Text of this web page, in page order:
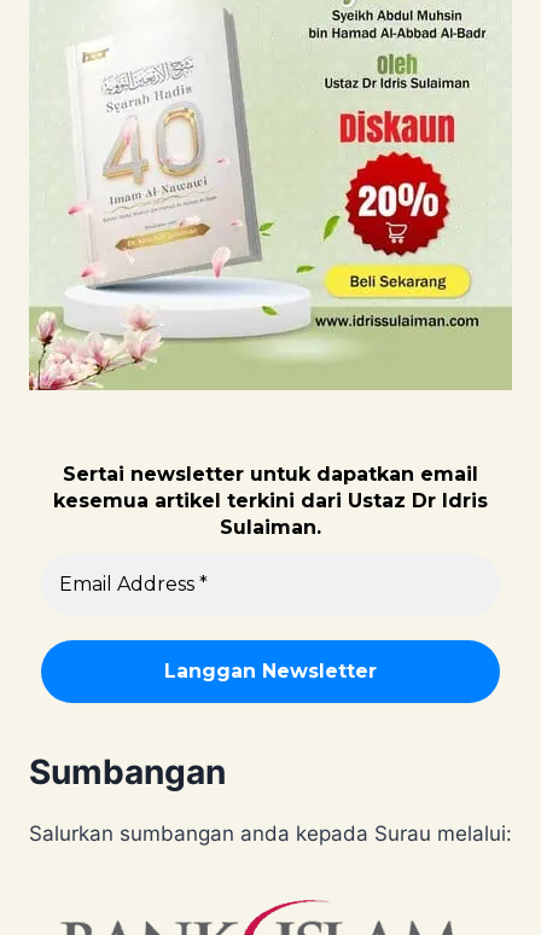
Sertai newsletter untuk dapatkan email
kesemua artikel terkini dari Ustaz Dr Idris
Sulaiman.
Sumbangan
Salurkan sumbangan anda kepada Surau melalui: